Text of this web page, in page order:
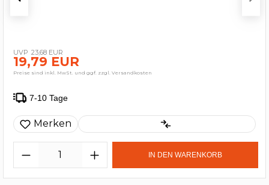
23,68 EUR
19,79 EUR
Preise sind inkl. MwSt. und ggf. zzgl. Versandkosten
7-10 Tage
Merken
IN DEN WARENKORB